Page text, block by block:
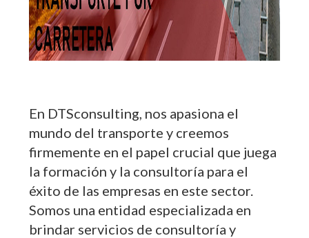
En DTSconsulting, nos apasiona el
mundo del transporte y creemos
firmemente en el papel crucial que juega
la formación y la consultoría para el
éxito de las empresas en este sector.
Somos una entidad especializada en
brindar servicios de consultoría y